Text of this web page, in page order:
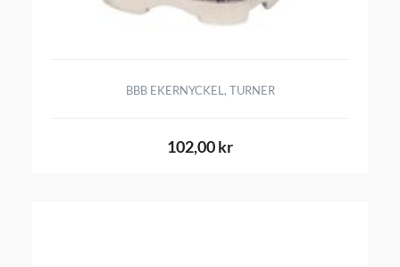
BBB EKERNYCKEL, TURNER
102,00 kr